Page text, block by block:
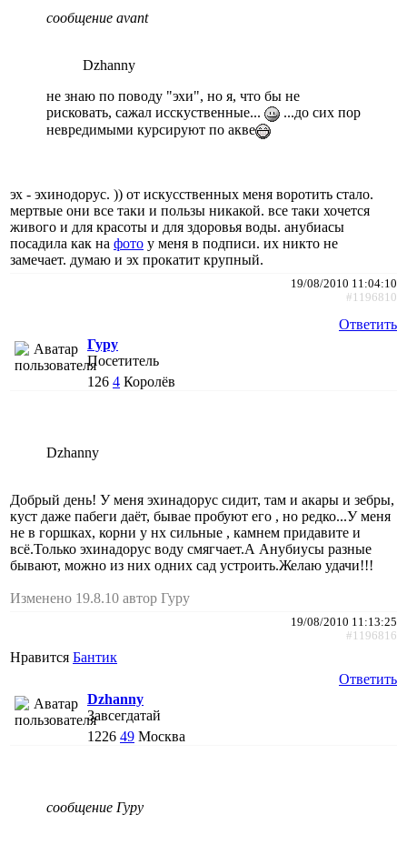
сообщение avant
Dzhanny
не знаю по поводу "эхи", но я, что бы не
рисковать, сажал исскуственные...
...до сих пор
невредимыми курсируют по акве
эх - эхинодорус. )) от искусственных меня воротить стало.
мертвые они все таки и пользы никакой. все таки хочется
живого и для красоты и для здоровья воды. анубиасы
посадила как на фото у меня в подписи. их никто не
замечает. думаю и эх прокатит крупный.
19/08/2010 11:04:10
#1196810
Ответить
Гуру
Посетитель
126 4 Королёв
Dzhanny
Добрый день! У меня эхинадорус сидит, там и акары и зебры,
куст даже пабеги даёт, бывае пробуют его , но редко...У меня
не в горшках, корни у нх сильные , камнем придавите и
всё.Только эхинадорус воду смягчает.А Анубиусы разные
бывают, можно из них одних сад устроить.Желаю удачи!!!
Изменено 19.8.10 автор Гуру
19/08/2010 11:13:25
#1196816
Нравится Бантик
Ответить
Dzhanny
Завсегдатай
1226 49 Москва
сообщение Гуру